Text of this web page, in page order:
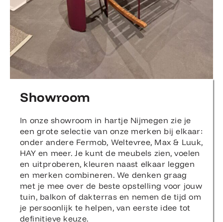
Showroom
In onze showroom in hartje Nijmegen zie je
een grote selectie van onze merken bij elkaar:
onder andere Fermob, Weltevree, Max & Luuk,
HAY en meer. Je kunt de meubels zien, voelen
en uitproberen, kleuren naast elkaar leggen
en merken combineren. We denken graag
met je mee over de beste opstelling voor jouw
tuin, balkon of dakterras en nemen de tijd om
je persoonlijk te helpen, van eerste idee tot
definitieve keuze.